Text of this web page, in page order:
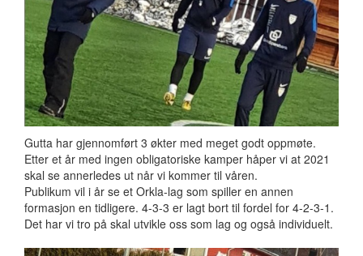
Gutta har gjennomført 3 økter med meget godt oppmøte.
Etter et år med ingen obligatoriske kamper håper vi at 2021
skal se annerledes ut når vi kommer til våren.
Publikum vil i år se et Orkla-lag som spiller en annen
formasjon en tidligere. 4-3-3 er lagt bort til fordel for 4-2-3-1.
Det har vi tro på skal utvikle oss som lag og også individuelt.